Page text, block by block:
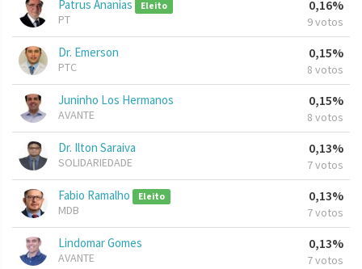
Patrus Ananias Eleito
PT
0,16%
9 votos
Dr. Emerson
PTC
0,15%
8 votos
Juninho Los Hermanos
AVANTE
0,15%
8 votos
Dr. Ilton Saraiva
SOLIDARIEDADE
0,13%
7 votos
Fabio Ramalho Eleito
MDB
0,13%
7 votos
Lindomar Gomes
AVANTE
0,13%
7 votos